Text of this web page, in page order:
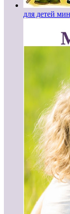
для детей